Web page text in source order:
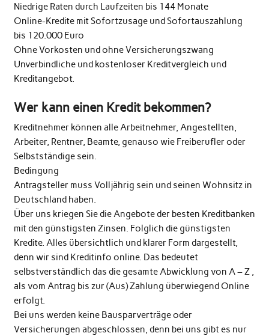
Niedrige Raten durch Laufzeiten bis 144 Monate
Online-Kredite mit Sofortzusage und Sofortauszahlung
bis 120.000 Euro
Ohne Vorkosten und ohne Versicherungszwang
Unverbindliche und kostenloser Kreditvergleich und
Kreditangebot.
Wer kann einen Kredit bekommen?
Kreditnehmer können alle Arbeitnehmer, Angestellten,
Arbeiter, Rentner, Beamte, genauso wie Freiberufler oder
Selbstständige sein.
Bedingung
Antragsteller muss Volljährig sein und seinen Wohnsitz in
Deutschland haben.
Über uns kriegen Sie die Angebote der besten Kreditbanken
mit den günstigsten Zinsen. Folglich die günstigsten
Kredite. Alles übersichtlich und klarer Form dargestellt,
denn wir sind Kreditinfo online. Das bedeutet
selbstverständlich das die gesamte Abwicklung von A – Z ,
als vom Antrag bis zur (Aus) Zahlung überwiegend Online
erfolgt.
Bei uns werden keine Bausparverträge oder
Versicherungen abgeschlossen, denn bei uns gibt es nur